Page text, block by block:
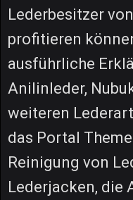
Lederbesitzer
profitieren
ausführliche
Anilinleder,
weiteren
das Portal
Reinigung von
Lederjacken, die